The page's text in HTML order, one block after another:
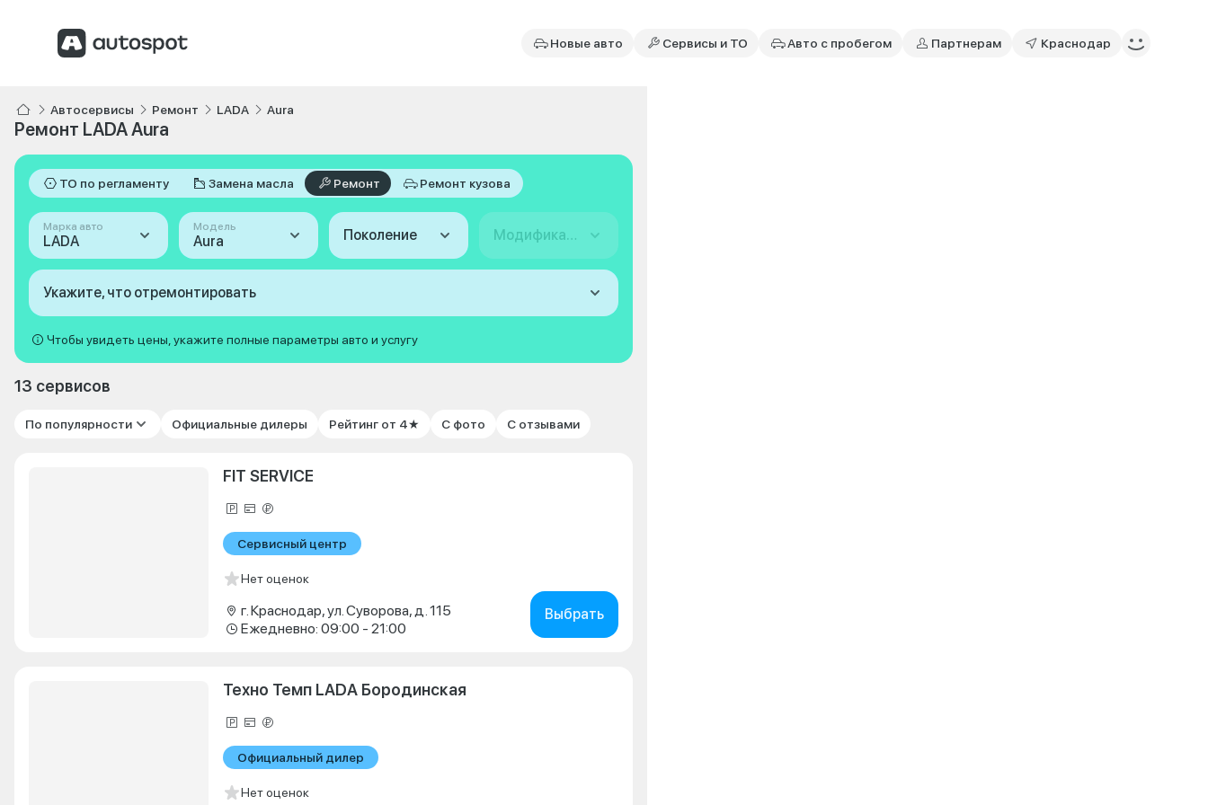
Новые авто Сервисы и ТО Авто с пробегом Партнерам Краснодар
Автосервисы Ремонт LADA Aura
Ремонт LADA Aura
ТО по регламенту Замена масла Ремонт Ремонт кузова
Марка авто
LADA
Модель
Aura Поколение Модификация
Укажите, что отремонтировать
Чтобы увидеть цены, укажите полные параметры авто и услугу
13 сервисов
По популярности Официальные дилеры Рейтинг от 4★ С фото С отзывами
FIT SERVICE
Сервисный центр
Нет оценок
г. Краснодар, ул. Суворова, д. 115
Ежедневно: 09:00 - 21:00
Выбрать
Техно Темп LADA Бородинская
Официальный дилер
Нет оценок